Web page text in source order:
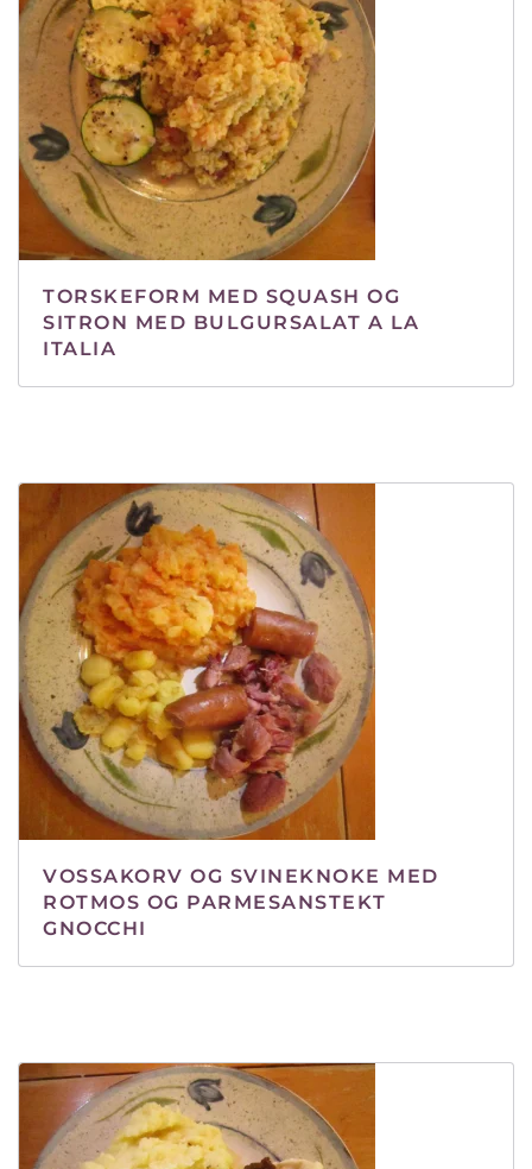
TORSKEFORM MED SQUASH OG
SITRON MED BULGURSALAT A LA
ITALIA
VOSSAKORV OG SVINEKNOKE MED
ROTMOS OG PARMESANSTEKT
GNOCCHI